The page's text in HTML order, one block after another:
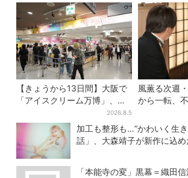
【きょうから13日間】大阪で
「アイスクリーム万博」、全
国34ブランド・100種超…初
登場の「チョコソフト」に行
2026.8.5
風薫る次週
から一転、
登場に視聴
登場だ」
加工も整形も…“かわいく生
話」、大森靖子が新作に込
「本能寺の変」黒幕＝織田